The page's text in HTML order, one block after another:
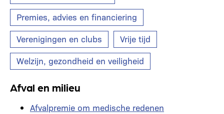
Premies, advies en financiering
Verenigingen en clubs
Vrije tijd
Welzijn, gezondheid en veiligheid
Afval en milieu
Afvalpremie om medische redenen